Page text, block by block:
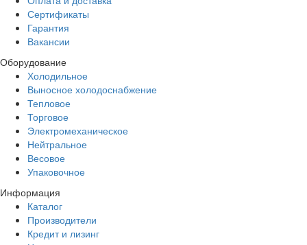
Сертификаты
Гарантия
Вакансии
Оборудование
Холодильное
Выносное холодоснабжение
Тепловое
Торговое
Электромеханическое
Нейтральное
Весовое
Упаковочное
Информация
Каталог
Производители
Кредит и лизинг